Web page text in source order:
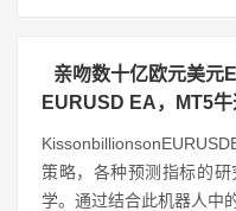
亲吻数十亿欧元美
EURUSD EA，MT5
策略，各种预测指标的
学。通过结合此机器人中